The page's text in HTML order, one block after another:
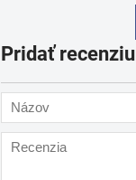
Pridať recenziu